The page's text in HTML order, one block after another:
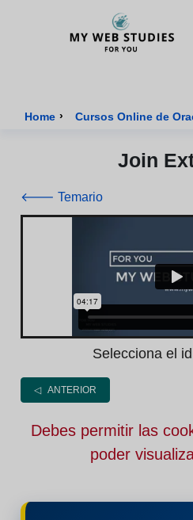
Home › Cursos Online de
Join
🡐 Temario
Selecciona el
◁ ANTERIOR
Debes permitir las
poder